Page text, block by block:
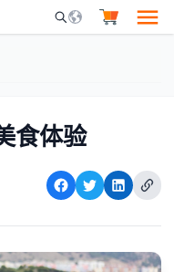
Mobile Search
食体验